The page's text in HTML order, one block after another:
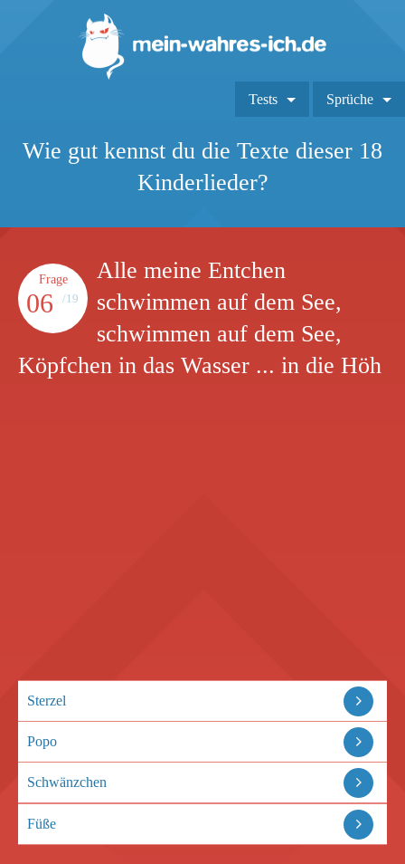
Tests Sprüche
Wie gut kennst du die Texte dieser 18
Kinderlieder?
Frage
06 /19
Alle meine Entchen
schwimmen auf dem See,
schwimmen auf dem See,
Köpfchen in das Wasser ... in die Höh
Sterzel
Popo
Schwänzchen
Füße